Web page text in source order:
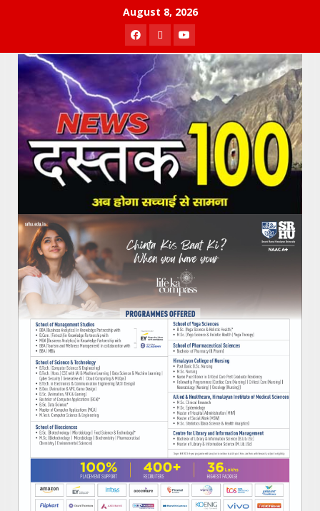
August 8, 2026
Facebook
TwitterYoutube